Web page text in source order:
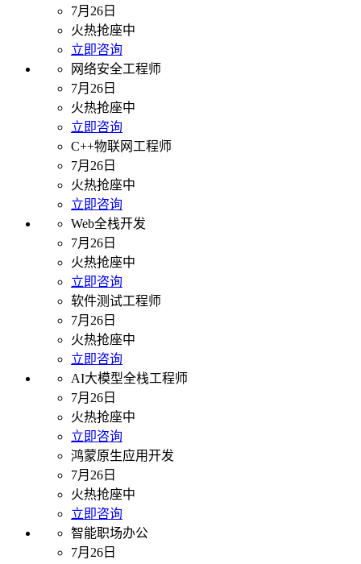
7月26日
火热抢座中
立即咨询
网络安全工程师
7月26日
火热抢座中
立即咨询
C++物联网工程师
7月26日
火热抢座中
立即咨询
Web全栈开发
7月26日
火热抢座中
立即咨询
软件测试工程师
7月26日
火热抢座中
立即咨询
AI大模型全栈工程师
7月26日
火热抢座中
立即咨询
鸿蒙原生应用开发
7月26日
火热抢座中
立即咨询
智能职场办公
7月26日